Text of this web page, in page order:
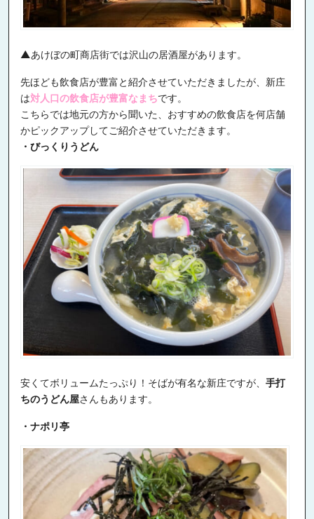
▲あけぼの町商店街では沢山の居酒屋があります。
先ほども飲食店が豊富と紹介させていただきましたが、新庄
は対人口の飲食店が豊富なまちです。
こちらでは地元の方から聞いた、おすすめの飲食店を何店舗
かピックアップしてご紹介させていただきます。
・びっくりうどん
安くてボリュームたっぷり！そばが有名な新庄ですが、 手打
ちのうどん屋さんもあります。
・ナポリ亭